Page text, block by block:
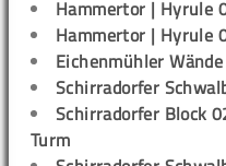
Hammertor | Hyrule
Hammertor | Hyrule
Eichenmühler
Schirradorfer
Schirradorfer Block
Turm